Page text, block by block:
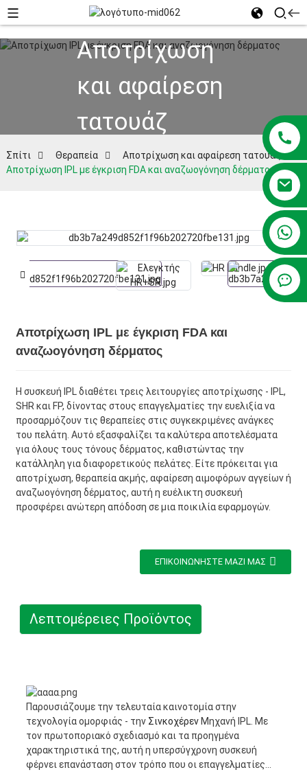
Αποτρίχωση
και αφαίρεση
τατουάζ
Σπίτι Θεραπεία
Αποτρίχωση και αφαίρεση τατουάζ
Αποτρίχωση IPL με έγκριση FDA και αναζωογόνηση δέρματος
Αποτρίχωση IPL με έγκριση FDA και
αναζωογόνηση δέρματος
Η συσκευή IPL διαθέτει τρεις λειτουργίες αποτρίχωσης - IPL,
SHR και FP, δίνοντας στους επαγγελματίες την ευελιξία να
προσαρμόζουν τις θεραπείες στις συγκεκριμένες ανάγκες
του πελάτη. Αυτό εξασφαλίζει τα καλύτερα αποτελέσματα
για όλους τους τόνους δέρματος, καθιστώντας την
κατάλληλη για διαφορετικούς πελάτες. Είτε πρόκειται για
αποτρίχωση, θεραπεία ακμής, αφαίρεση αιμοφόρων αγγείων ή
αναζωογόνηση δέρματος, αυτή η ευέλικτη συσκευή
προσφέρει ανώτερη απόδοση σε μια ποικιλία εφαρμογών.
ΕΠΙΚΟΙΝΩΝΉΣΤΕ ΜΑΖΊ ΜΑΣ
Λεπτομέρειες Προϊόντος
Παρουσιάζουμε την τελευταία καινοτομία στην
τεχνολογία ομορφιάς - την ΣινκοχέρενΜηχανή IPL. Με
τον πρωτοποριακό σχεδιασμό και τα προηγμένα
χαρακτηριστικά της, αυτή η υπερσύγχρονη συσκευή
φέρνει επανάσταση στον τρόπο που οι επαγγελματίες...